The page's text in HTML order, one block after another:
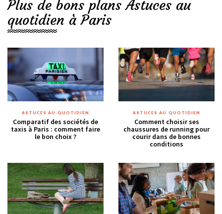
Plus de bons plans Astuces au
quotidien à Paris
ASTUCES AU QUOTIDIEN
Comparatif des sociétés de
taxis à Paris : comment faire
le bon choix ?
ASTUCES AU QUOTIDIEN
Comment choisir ses
chaussures de running pour
courir dans de bonnes
conditions